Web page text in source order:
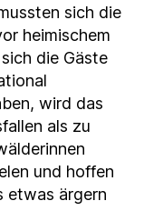
sich die
heimischem
die Gäste
wird das
als zu
und hoffen
etwas ärgern